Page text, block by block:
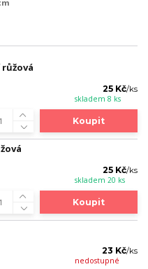
25 Kč/ks
skladem 8 ks
Koupit
25 Kč/ks
skladem 20 ks
Koupit
23 Kč/ks
nedostupné